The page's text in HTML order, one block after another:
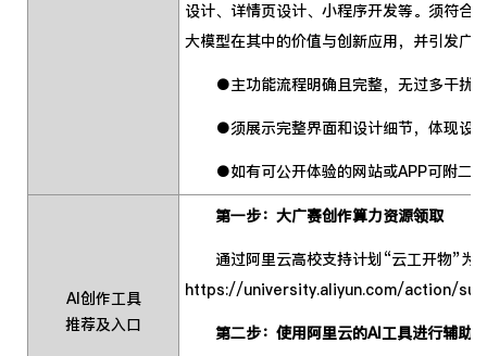
设计、详情页设计、小程序开发等。须符合
大模型在其中的价值与创新应用，并引发广
●主功能流程明确且完整，无过多干扰
●须展示完整界面和设计细节，体现设计
●如有可公开体验的网站或APP可附二
AI创作工具
推荐及入口
第一步：大广赛创作算力资源领取
通过阿里云高校支持计划“云工开物”为
https://university.aliyun.com/action/
第二步：使用阿里云的AI工具进行辅助